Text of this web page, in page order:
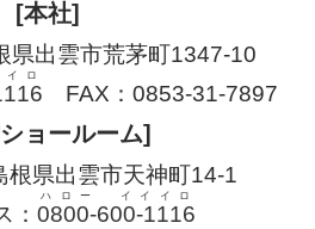
[本社]
0044 島根県出雲市荒茅町1347-10
ロ
FAX：0853-31-7897
ョールーム]
根県出雲市天神町14-1
： 0800-600-1116
ハロー イイイロ